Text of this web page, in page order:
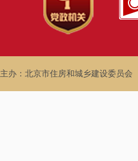
主办：北京市住房和城乡建设委员会